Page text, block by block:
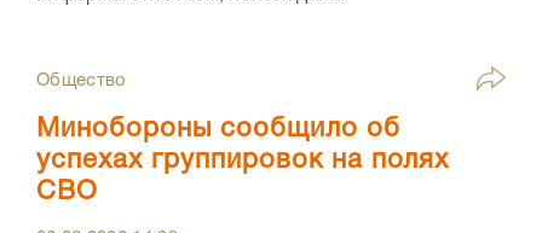
Общество
Минобороны сообщило об
успехах группировок на полях
СВО